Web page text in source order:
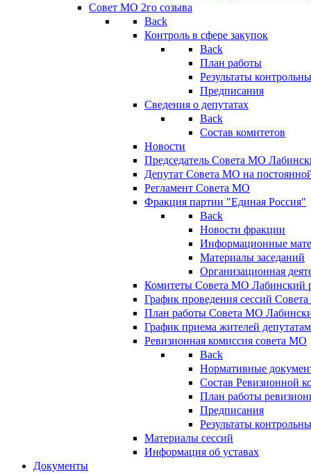
Совет МО 2го созыва
Back
Контроль в сфере закупок
Back
План работы
Результаты
Предписания
Сведения о депутатах
Back
Состав комитетов
Новости
Председатель Совета МО
Депутат Совета МО на
Регламент Совета МО
Фракция партии "Единая Россия"
Back
Новости фракции
Информационные
Материалы заседаний
Организационная
Комитеты Совета МО Лабинский
График проведения сессий
План работы Совета МО
График приема жителей
Ревизионная комиссия совета МО
Back
Нормативные
Состав Ревизионной
План работы
Предписания
Результаты
Материалы сессий
Информация об уставах
Документы